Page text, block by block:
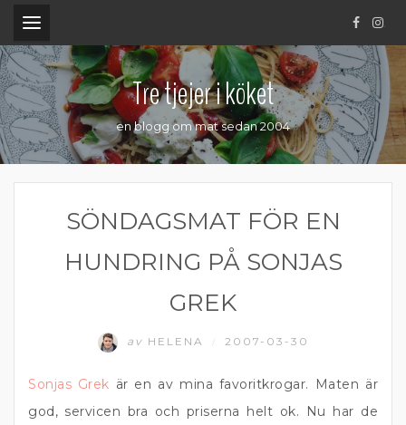
.
Tre tjejer i köket
en blogg om mat sedan 2004
SÖNDAGSMAT FÖR EN
HUNDRING PÅ SONJAS
GREK
av HELENA 2007-03-30
Sonjas Grek är en av mina favoritkrogar. Maten är
god, servicen bra och priserna helt ok. Nu har de